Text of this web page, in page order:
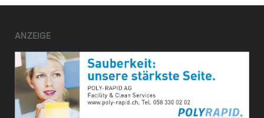
ANZEIGE